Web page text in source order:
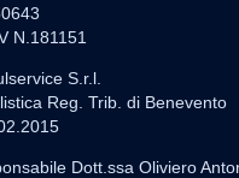
N.181151
S.r.l.
Reg. Trib. di Benevento
Dott.ssa Oliviero